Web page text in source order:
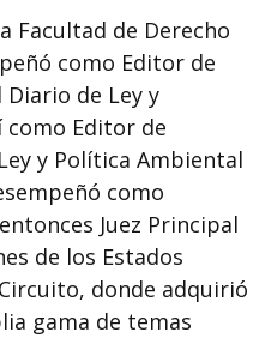
Facultad de Derecho
como Editor de
de Ley y
como Editor de
y Política Ambiental
como
Juez Principal
de los Estados
donde adquirió
gama de temas